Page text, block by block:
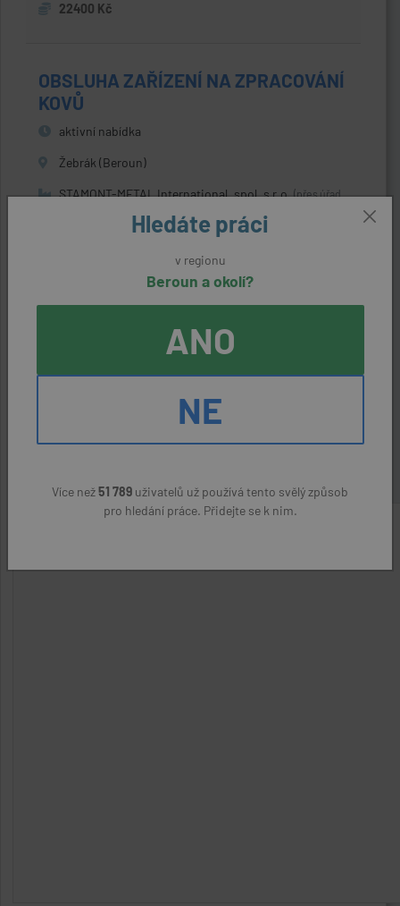
22400 Kč
OBSLUHA ZAŘÍZENÍ NA ZPRACOVÁNÍ
KOVŮ
aktivní nabídka
Žebrák (Beroun)
STAMONT-METAL International, spol. s r.o.(přes úřad
Beroun
SWAMI AND SON'S s.r.o. (přes úřad práce)
Hledáte práci
v regionu
Beroun a okolí?
ANO
NE
Více než51 789 uživatelů už používá tento svělý způsob
pro hledání práce. Přidejte se k nim.